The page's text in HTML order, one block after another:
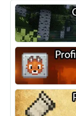
Optifine
NeoForge